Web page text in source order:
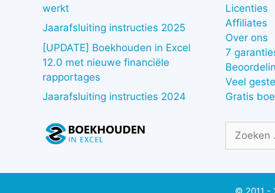
werkt
Jaarafsluiting instructies 2025
[UPDATE] Boekhouden in Excel
12.0 met nieuwe financiële
rapportages
Jaarafsluiting instructies 2024
Licenties
Affiliates
Over ons
7
Veel
Gratis
naar: